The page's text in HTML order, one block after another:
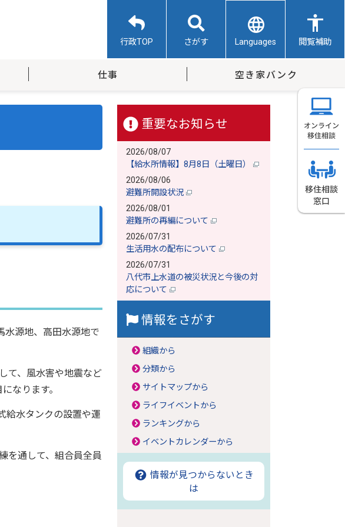
行政TOP さがす Languages 閲覧補助
仕事 空き家バンク
源地、高田水源地で
て、風水害や地震など
なります。
給水タンクの設置や運
を通して、組合員全員
重要なお知らせ
2026/08/07
【給水所情報】8月8日（土曜日）
2026/08/06
避難所開設状況
2026/08/01
避難所の再編について
2026/07/31
生活用水の配布について
2026/07/31
八代市上水道の被災状況と今後の対
応について
情報をさがす
組織から
分類から
サイトマップから
ライフイベントから
ランキングから
イベントカレンダーから
情報が見つからないとき
は